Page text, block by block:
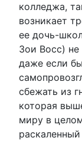
колледжа,
возникает
ее дочь-
Зои Восс) не
даже если
сбежать из
которая
миру в